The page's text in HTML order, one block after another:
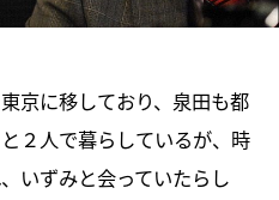
京に移しており、泉田も都
２人で暮らしているが、時
いずみと会っていたらし